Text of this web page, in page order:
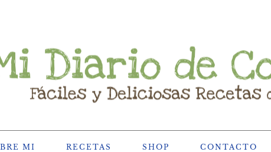
MI RECETAS SHOP CONTACTO